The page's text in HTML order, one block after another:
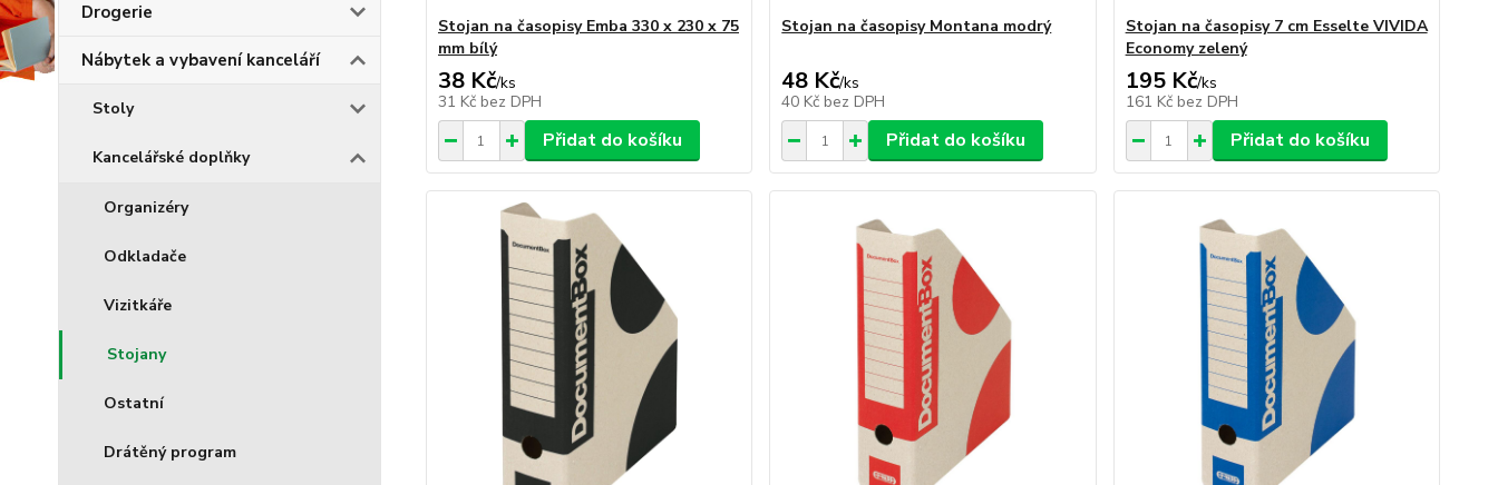
Drogerie
Nábytek a vybavení kanceláří
Stoly
Kancelářské doplňky
Organizéry
Odkladače
Vizitkáře
Stojany
Ostatní
Drátěný program
Stojan na časopisy Emba 330 x 230 x 75
mm bílý
38 Kč/ks
31 Kč bez DPH
Přidat do košíku
Stojan na časopisy Montana modrý
48 Kč/ks
40 Kč bez DPH
Přidat do košíku
Stojan na časopisy 7 cm Esselte VIVIDA
Economy zelený
195 Kč/ks
161 Kč bez DPH
Přidat do košíku